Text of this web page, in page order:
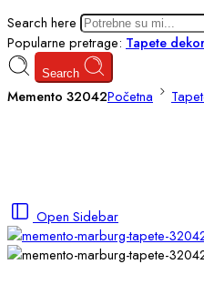
Search here
Popularne pretrage: Tapete
Search
Memento 32042Početna
Open Sidebar